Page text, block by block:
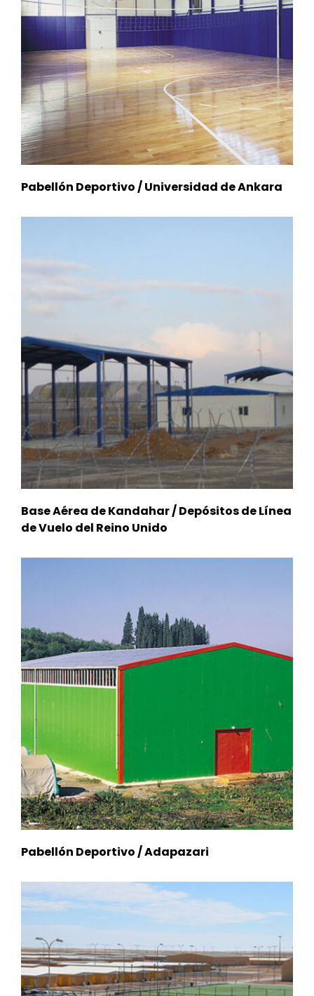
Pabellón Deportivo / Universidad de Ankara
Base Aérea de Kandahar / Depósitos de Línea
de Vuelo del Reino Unido
Pabellón Deportivo / Adapazari